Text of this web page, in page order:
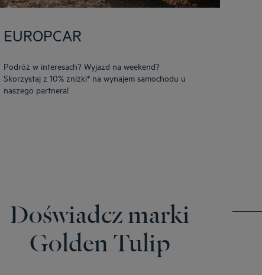
EUROPCAR
Podróż w interesach? Wyjazd na weekend?
Skorzystaj z 10% zniżki* na wynajem samochodu u
naszego partnera!
Doświadcz marki
Golden Tulip